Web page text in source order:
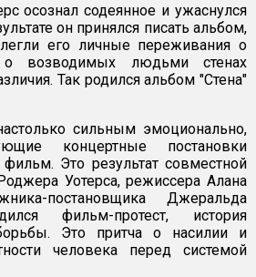
осознал содеянное и ужаснулся
он принялся писать альбом,
его личные переживания о
о возводимых людьми стенах
Так родился альбом "Стена"
сильным эмоционально,
концертные постановки
Это результат совместной
Уотерса, режиссера Алана
постановщика Джеральда
фильм-протест, история
Это притча о насилии и
человека перед системой